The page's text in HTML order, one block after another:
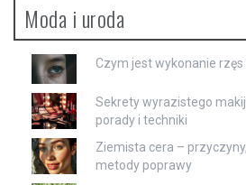
Moda i uroda
Czym jest wykonanie
Sekrety wyrazistego
porady i techniki
Ziemista cera –
metody poprawy